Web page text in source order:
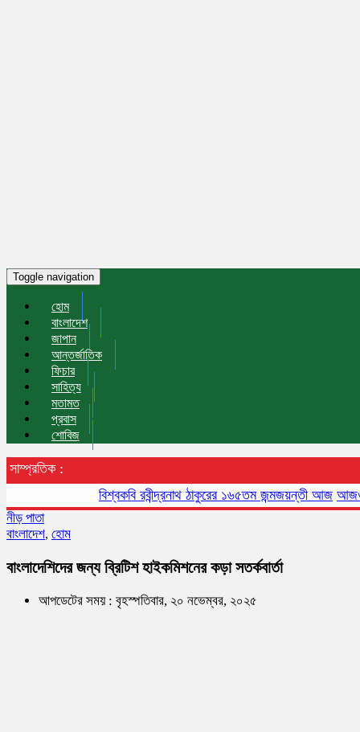
Toggle navigation
হোম
বাংলাদেশ
জাপান
আন্তর্জাতিক
ফিচার
সাহিত্য
মতামত
প্রবাস
শোবিজ
সাম্প্রতিক :
বিশ্বকবি রবীন্দ্রনাথ ঠাকুরের ১৬৫তম জন্মজয়ন্তী আজ আজও
নীড় পাতা
বাংলাদেশ, হোম
বাংলাদেশিদের জন্য ব্রিটিশ হাইক‌মিশনের কড়া সতর্কবার্তা
আপডেটের সময় : বৃহস্পতিবার, ২০ নভেম্বর, ২০২৫